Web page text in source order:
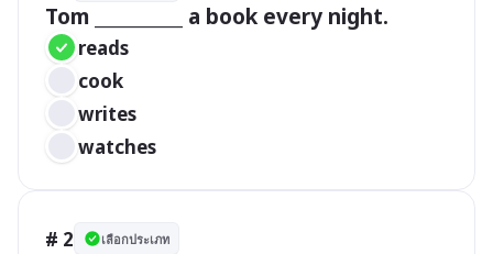
Tom __________ a book every night.
reads
cook
writes
watches
# 2 เลือกประเภท